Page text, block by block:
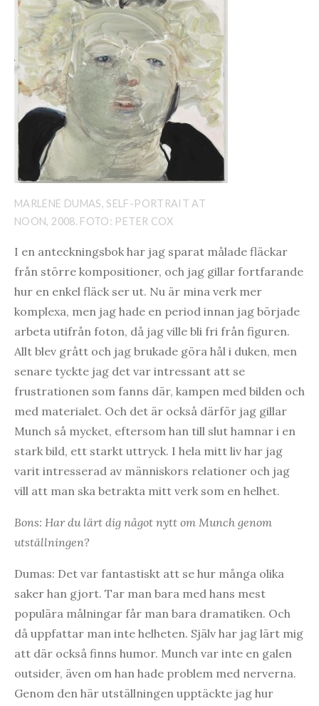
MARLENE DUMAS, SELF-PORTRAIT AT
NOON, 2008. FOTO: PETER COX
I en anteckningsbok har jag sparat målade fläckar
från större kompositioner, och jag gillar fortfarande
hur en enkel fläck ser ut. Nu är mina verk mer
komplexa, men jag hade en period innan jag började
arbeta utifrån foton, då jag ville bli fri från figuren.
Allt blev grått och jag brukade göra hål i duken, men
senare tyckte jag det var intressant att se
frustrationen som fanns där, kampen med bilden och
med materialet. Och det är också därför jag gillar
Munch så mycket, eftersom han till slut hamnar i en
stark bild, ett starkt uttryck. I hela mitt liv har jag
varit intresserad av människors relationer och jag
vill att man ska betrakta mitt verk som en helhet.
Bons: Har du lärt dig något nytt om Munch genom
utställningen?
Dumas: Det var fantastiskt att se hur många olika
saker han gjort. Tar man bara med hans mest
populära målningar får man bara dramatiken. Och
då uppfattar man inte helheten. Själv har jag lärt mig
att där också finns humor. Munch var inte en galen
outsider, även om han hade problem med nerverna.
Genom den här utställningen upptäckte jag hur